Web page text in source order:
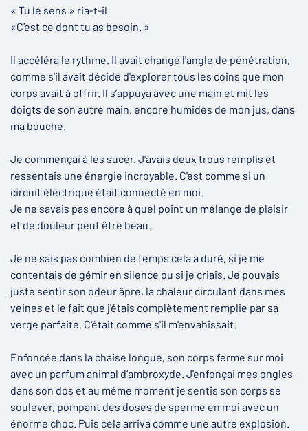
« Tu le sens » ria-t-il.
«C’est ce dont tu as besoin. »
Il accéléra le rythme. Il avait changé l'angle de pénétration,
comme s'il avait décidé d'explorer tous les coins que mon
corps avait à offrir. Il s’appuya avec une main et mit les
doigts de son autre main, encore humides de mon jus, dans
ma bouche.
Je commençai à les sucer. J'avais deux trous remplis et
ressentais une énergie incroyable. C'est comme si un
circuit électrique était connecté en moi.
Je ne savais pas encore à quel point un mélange de plaisir
et de douleur peut être beau.
Je ne sais pas combien de temps cela a duré, si je me
contentais de gémir en silence ou si je criais. Je pouvais
juste sentir son odeur âpre, la chaleur circulant dans mes
veines et le fait que j'étais complètement remplie par sa
verge parfaite. C'était comme s'il m'envahissait.
Enfoncée dans la chaise longue, son corps ferme sur moi
avec un parfum animal d’ambroxyde. J'enfonçai mes ongles
dans son dos et au même moment je sentis son corps se
soulever, pompant des doses de sperme en moi avec un
énorme choc. Puis cela arriva comme une autre explosion.